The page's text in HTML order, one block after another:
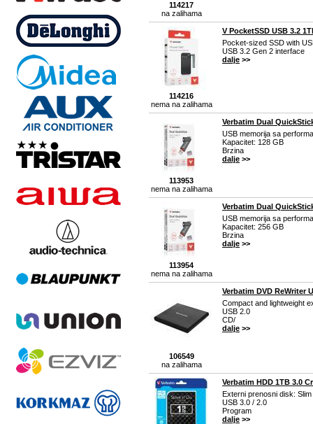
114217
na zalihama
114216
nema na zalihama
V PocketSSD USB 3.2
Pocket-sized SSD with
USB 3.2 Gen 2 interface
dalje >>
113953
nema na zalihama
Verbatim Dual
USB memorija sa
Kapacitet: 128 GB
Brzina
dalje >>
113954
nema na zalihama
Verbatim Dual
USB memorija sa
Kapacitet: 256 GB
Brzina
dalje >>
106549
na zalihama
Verbatim DVD ReWriter
Compact and lightweight
USB 2.0
CD/
dalje >>
Verbatim HDD 1TB 3.0
Externi prenosni disk:
USB 3.0 / 2.0
Program
dalje >>